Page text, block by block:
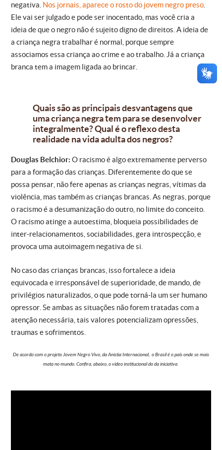
negativa. Nos jornais, aparece o rosto do jovem negro preso
Ele vai ser julgado e pode ser inocentado, mas você cria a
ideia de que o negro não é sujeito digno de direitos. A ideia de
a criança negra trabalhar é normal, porque sempre
associamos essa criança ao crime e ao trabalho. Já a criança
branca tem a imagem ligada ao brincar.
Quais são as principais desvantagens que
uma criança negra tem para se desenvolver
integralmente? Qual é o reflexo desta
realidade na vida adulta dos negros?
Douglas Belchior: O racismo é algo extremamente perverso
para a formação das crianças. Diferentemente do que se
possa pensar, não fere apenas as crianças negras, vítimas da
violência, mas também as crianças brancas. As negras, porque
o racismo é a desumanização do outro, no limite do conceito.
O racismo atinge a autoestima, bloqueia possibilidades de
inter-relacionamentos, sociabilidades, gera introspecção, e
provoca uma autoimagem negativa de si.
No caso das crianças brancas, isso fortalece a ideia
equivocada e irresponsável de superioridade, de mando, de
privilégios naturalizados, o que pode torná-la um ser humano
opressor. Se ambas as situações não forem tratadas com a
atenção necessária, tais valores potencializam opressões,
traumas e sofrimentos.
De acordo com o projeto Jovem Negro Vivo, da Anistia Internacional, o Brasil é o país onde se mais
mata no mundo. Confira, abaixo, o vídeo institucional do da iniciativa.